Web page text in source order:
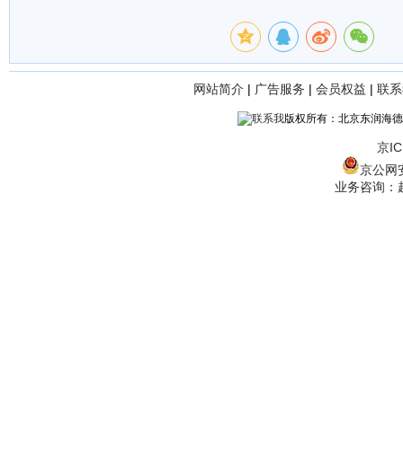
网站简介 | 广告服务 | 会员权益 | 联
版权所有：北京东润海
京
京公网
业务咨询：